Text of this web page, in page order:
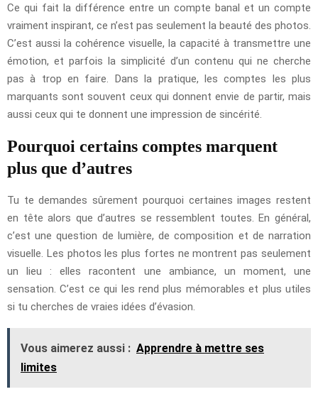
Ce qui fait la différence entre un compte banal et un compte
vraiment inspirant, ce n’est pas seulement la beauté des photos.
C’est aussi la cohérence visuelle, la capacité à transmettre une
émotion, et parfois la simplicité d’un contenu qui ne cherche
pas à trop en faire. Dans la pratique, les comptes les plus
marquants sont souvent ceux qui donnent envie de partir, mais
aussi ceux qui te donnent une impression de sincérité.
Pourquoi certains comptes marquent
plus que d’autres
Tu te demandes sûrement pourquoi certaines images restent
en tête alors que d’autres se ressemblent toutes. En général,
c’est une question de lumière, de composition et de narration
visuelle. Les photos les plus fortes ne montrent pas seulement
un lieu : elles racontent une ambiance, un moment, une
sensation. C’est ce qui les rend plus mémorables et plus utiles
si tu cherches de vraies idées d’évasion.
Vous aimerez aussi : Apprendre à mettre ses
limites